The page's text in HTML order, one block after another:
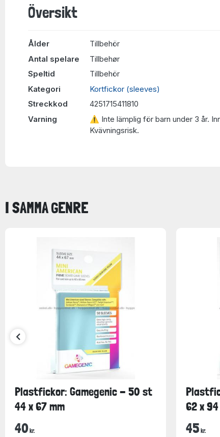
Översikt
Ålder
Tillbehör
Antal spelare
Tillbehør
Speltid
Tillbehör
Kategori
Kortfickor (sleeves)
Streckkod
4251715411810
Varning
⚠ Inte lämplig för barn under 3 år.
Kvävningsrisk.
I SAMMA GENRE
Plastfickor: Gamegenic - 50 st
44 x 67 mm
40 kr.
62 x
45 kr.